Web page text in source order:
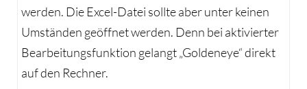
werden. Die Excel-Datei sollte aber unter keinen
Umständen geöffnet werden. Denn bei aktivierter
Bearbeitungsfunktion gelangt „Goldeneye“ direkt
auf den Rechner.